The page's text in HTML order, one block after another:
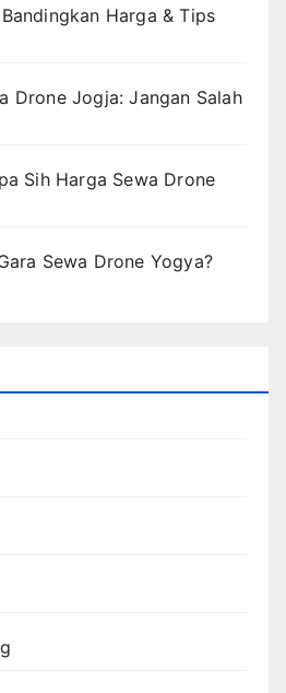
Harga & Tips
Drone Jogja: Jangan Salah
Sih Harga Sewa Drone
Sewa Drone Yogya?